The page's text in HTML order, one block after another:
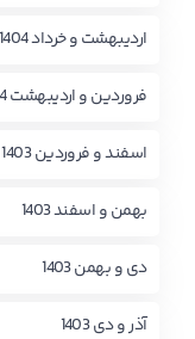
اردیبهشت و خرداد 1404
فروردین و اردیبهشت 1404
اسفند و فروردین 1403
بهمن و اسفند 1403
دی و بهمن 1403
آذر و دی 1403